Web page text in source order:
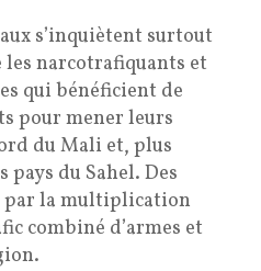
s’inquiètent surtout
les narcotrafiquants et
qui bénéficient de
pour mener leurs
du Mali et, plus
du Sahel. Des
par la multiplication
combiné d’armes et